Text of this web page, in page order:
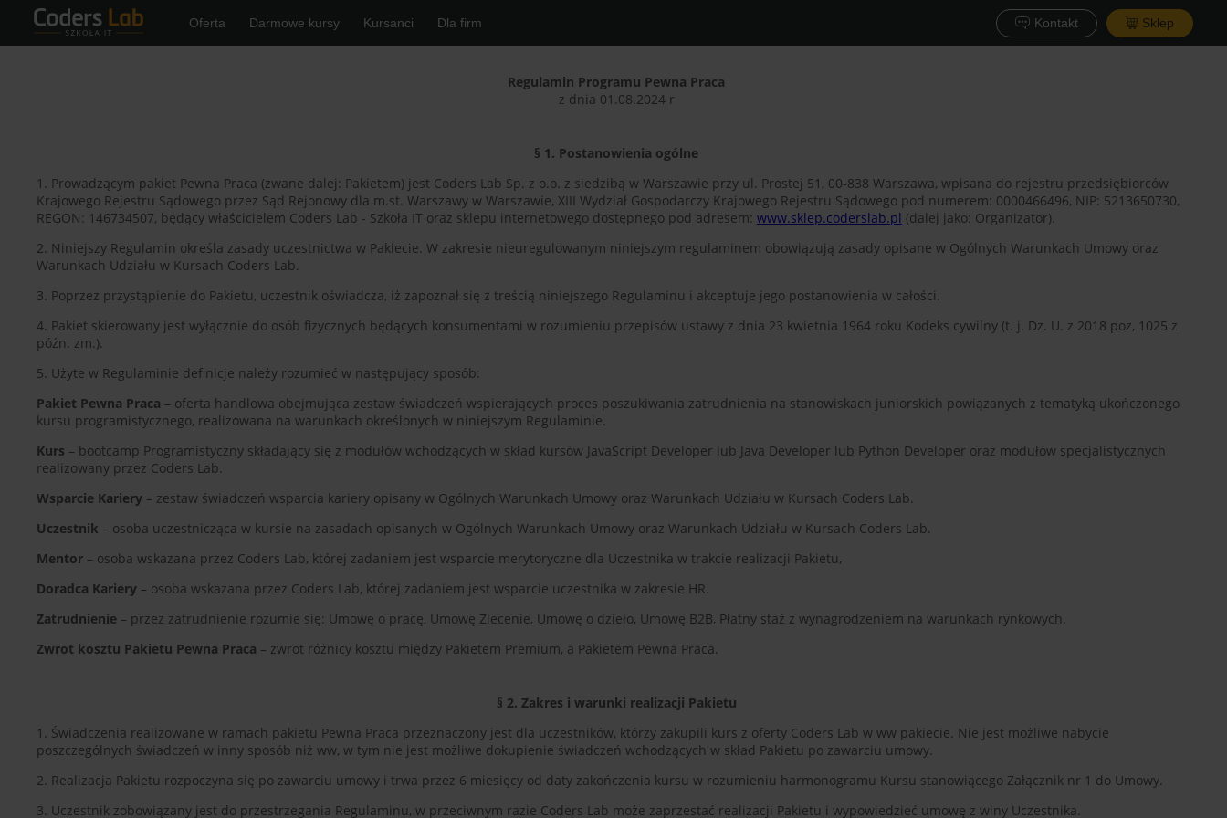
Oferta Darmowe kursy Kursanci Dla firm Kontakt Sklep
Regulamin Programu Pewna Praca
z dnia 01.08.2024 r
§ 1. Postanowienia ogólne
1. Prowadzącym pakiet Pewna Praca (zwane dalej: Pakietem) jest Coders Lab Sp. z o.o. z siedzibą w Warszawie przy ul. Prostej 51, 00-838 Warszawa, wpisana do rejestru przedsiębiorców
Krajowego Rejestru Sądowego przez Sąd Rejonowy dla m.st. Warszawy w Warszawie, XIII Wydział Gospodarczy Krajowego Rejestru Sądowego pod numerem: 0000466496, NIP: 5213650730,
REGON: 146734507, będący właścicielem Coders Lab - Szkoła IT oraz sklepu internetowego dostępnego pod adresem: www.sklep.coderslab.pl (dalej jako: Organizator).
2. Niniejszy Regulamin określa zasady uczestnictwa w Pakiecie. W zakresie nieuregulowanym niniejszym regulaminem obowiązują zasady opisane w Ogólnych Warunkach Umowy oraz
Warunkach Udziału w Kursach Coders Lab.
3. Poprzez przystąpienie do Pakietu, uczestnik oświadcza, iż zapoznał się z treścią niniejszego Regulaminu i akceptuje jego postanowienia w całości.
4. Pakiet skierowany jest wyłącznie do osób fizycznych będących konsumentami w rozumieniu przepisów ustawy z dnia 23 kwietnia 1964 roku Kodeks cywilny (t. j. Dz. U. z 2018 poz, 1025 z
późn. zm.).
5. Użyte w Regulaminie definicje należy rozumieć w następujący sposób:
Pakiet Pewna Praca – oferta handlowa obejmująca zestaw świadczeń wspierających proces poszukiwania zatrudnienia na stanowiskach juniorskich powiązanych z tematyką ukończonego
kursu programistycznego, realizowana na warunkach określonych w niniejszym Regulaminie.
Kurs – bootcamp Programistyczny składający się z modułów wchodzących w skład kursów JavaScript Developer lub Java Developer lub Python Developer oraz modułów specjalistycznych
realizowany przez Coders Lab.
Wsparcie Kariery – zestaw świadczeń wsparcia kariery opisany w Ogólnych Warunkach Umowy oraz Warunkach Udziału w Kursach Coders Lab.
Uczestnik – osoba uczestnicząca w kursie na zasadach opisanych w Ogólnych Warunkach Umowy oraz Warunkach Udziału w Kursach Coders Lab.
Mentor – osoba wskazana przez Coders Lab, której zadaniem jest wsparcie merytoryczne dla Uczestnika w trakcie realizacji Pakietu,
Doradca Kariery – osoba wskazana przez Coders Lab, której zadaniem jest wsparcie uczestnika w zakresie HR.
Zatrudnienie – przez zatrudnienie rozumie się: Umowę o pracę, Umowę Zlecenie, Umowę o dzieło, Umowę B2B, Płatny staż z wynagrodzeniem na warunkach rynkowych.
Zwrot kosztu Pakietu Pewna Praca – zwrot różnicy kosztu między Pakietem Premium, a Pakietem Pewna Praca.
§ 2. Zakres i warunki realizacji Pakietu
1. Świadczenia realizowane w ramach pakietu Pewna Praca przeznaczony jest dla uczestników, którzy zakupili kurs z oferty Coders Lab w ww pakiecie. Nie jest możliwe nabycie
poszczególnych świadczeń w inny sposób niż ww, w tym nie jest możliwe dokupienie świadczeń wchodzących w skład Pakietu po zawarciu umowy.
2. Realizacja Pakietu rozpoczyna się po zawarciu umowy i trwa przez 6 miesięcy od daty zakończenia kursu w rozumieniu harmonogramu Kursu stanowiącego Załącznik nr 1 do Umowy.
3. Uczestnik zobowiązany jest do przestrzegania Regulaminu, w przeciwnym razie Coders Lab może zaprzestać realizacji Pakietu i wypowiedzieć umowę z winy Uczestnika.